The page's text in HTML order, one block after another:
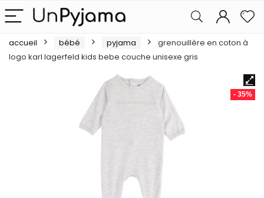
accueil bébé pyjama
grenouillère en coton à
logo karl lagerfeld kids bebe couche unisexe gris
- 35%